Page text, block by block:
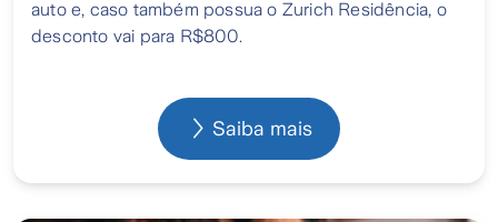
auto e, caso também possua o Zurich Residência, o
desconto vai para R$800.
Saiba mais